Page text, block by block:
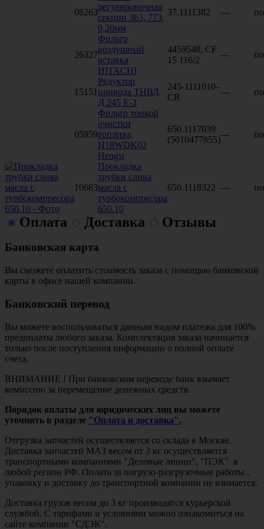
08263
регулировочная
секции 363, 773,
0,20мм
37.1111382 —
26327
Фильтр
воздушный
вставка
HITACHI
4459548, CF
15 116/2
—
15151
Редуктор
привода ТНВД
Д 245 Е-3
245-1111010-
СR
—
05959
Фильтр тонкой
очистки
топлива,
H18WDK02
Hengst
650.1117039
(5010477855)
—
10683
Прокладка
трубки слива
масла с
турбокомпресора
650.10
650.1118322 —
Оплата Доставка Отзывы
Банковская карта
Вы сможете оплатить стоимость заказа с помощью банковской
карты в офисе нашей компании.
Банковский перевод
Вы можете воспользоваться данным видом платежа для 100%
предоплаты любого заказа. Комплектация заказа начинается
только после поступления информации о полной оплате
счета.
ВНИМАНИЕ ! При банковском переводе банк взымает
комиссию за перемещение денежных средств.
Порядок оплаты для юридических лиц вы можете
уточнить в разделе "Оплата и доставка".
Отгрузка запчастей осуществляется со склада в Москве.
Доставка запчастей МАЗ весом от 3 кг осуществляется
транспортными компаниями "Деловые линии", "ПЭК" в
любой регион РФ. Оплата за погрузо-разгрузочные работы ,
упаковку и доставку до транспортной компании не взимается.
Доставка грузов весом до 3 кг производятся курьерской
службой. С тарифами и условиями можно ознакомиться на
сайте компании "СДЭК".